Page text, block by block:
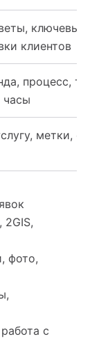
ключевые
клиентов
процесс,
часы
метки,
2GIS,
фото,
с